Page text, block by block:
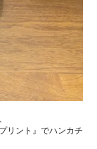
リント』でハンカチ